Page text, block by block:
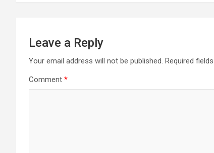
Leave a Reply
Your email address will not be published. Required
Comment *